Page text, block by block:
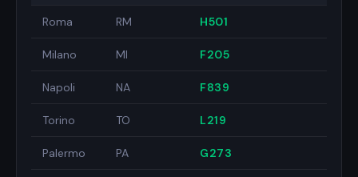
Roma RM H501
Milano MI F205
Napoli NA F839
Torino TO L219
Palermo PA G273